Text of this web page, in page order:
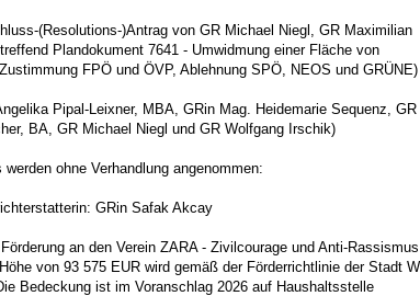
(Resolutions-)Antrag von GR Michael Niegl, GR Maximilian
Plandokument 7641 - Umwidmung einer Fläche von
FPÖ und ÖVP, Ablehnung SPÖ, NEOS und GRÜNE)
Pipal-Leixner, MBA, GRin Mag. Heidemarie Sequenz, GR
BA, GR Michael Niegl und GR Wolfgang Irschik)
ohne Verhandlung angenommen:
GRin Safak Akcay
an den Verein ZARA - Zivilcourage und Anti-Rassismus
von 93 575 EUR wird gemäß der Förderrichtlinie der Stadt
Bedeckung ist im Voranschlag 2026 auf Haushaltsstelle